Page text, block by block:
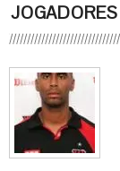
JOGADORES